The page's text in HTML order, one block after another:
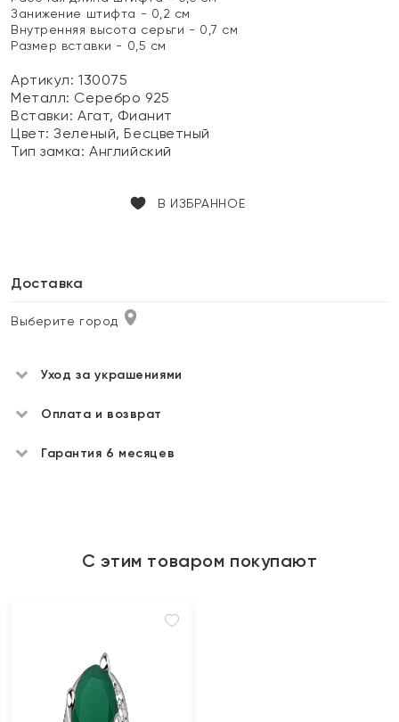
Занижение штифта - 0,2 см
Внутренняя высота серьги - 0,7 см
Размер вставки - 0,5 см
Артикул: 130075
Металл: Серебро 925
Вставки:Агат, Фианит
Цвет:Зеленый, Бесцветный
Тип замка:Английский
В ИЗБРАННОЕ
Доставка
Выберите город
Уход за украшениями
Оплата и возврат
Гарантия 6 месяцев
С этим товаром покупают